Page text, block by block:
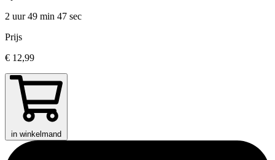
2 uur 49 min 47 sec
Prijs
€ 12,99
in winkelmand